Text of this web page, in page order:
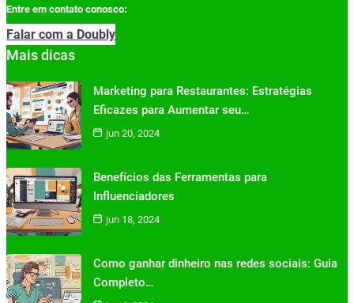
Entre em contato conosco:
Falar com a Doubly
Mais dicas
Marketing para Restaurantes: Estratégias
Eficazes para Aumentar seu…
jun 20, 2024
Benefícios das Ferramentas para
Influenciadores
jun 18, 2024
Como ganhar dinheiro nas redes sociais: Guia
Completo…